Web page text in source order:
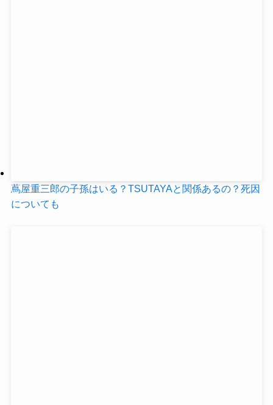
蔦屋重三郎の子孫はいる？TSUTAYAと関係あるの？死因
についても